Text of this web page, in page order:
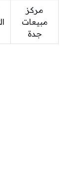
مركز
مبيعات
جدة